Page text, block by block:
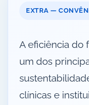
EXTRA —
A eficiência do
um dos
clínicas e